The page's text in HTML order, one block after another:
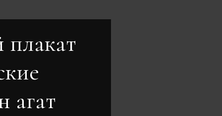
агат